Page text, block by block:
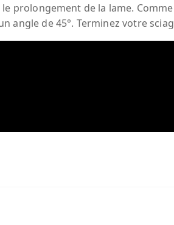
prolongement de la lame.
angle de 45°. Terminez votre